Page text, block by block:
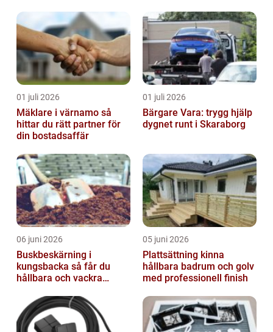
01 juli 2026
Mäklare i värnamo så
hittar du rätt partner för
din bostadsaffär
01 juli 2026
Bärgare Vara: trygg hjälp
dygnet runt i Skaraborg
06 juni 2026
Buskbeskärning i
kungsbacka så får du
hållbara och vackra
05 juni 2026
Plattsättning kinna
hållbara badrum och golv
med professionell finish